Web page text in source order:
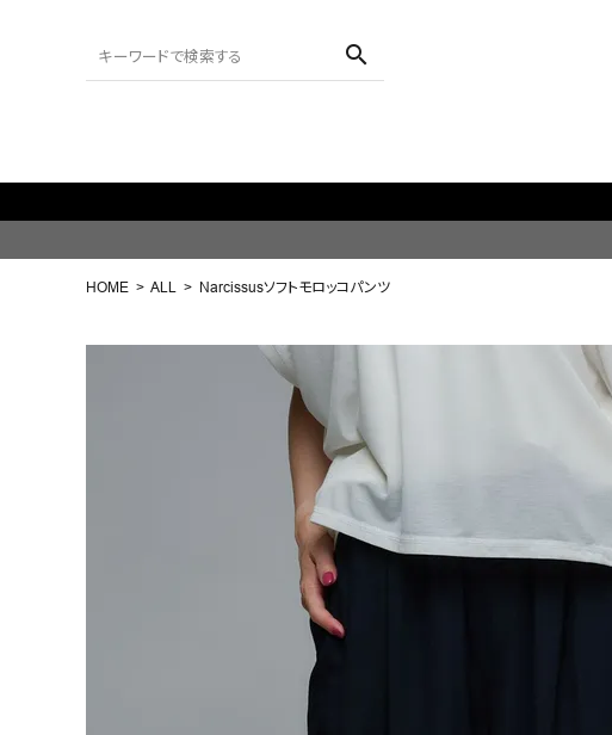
search
search
HOME ALL Narcissusソフトモロッコパンツ